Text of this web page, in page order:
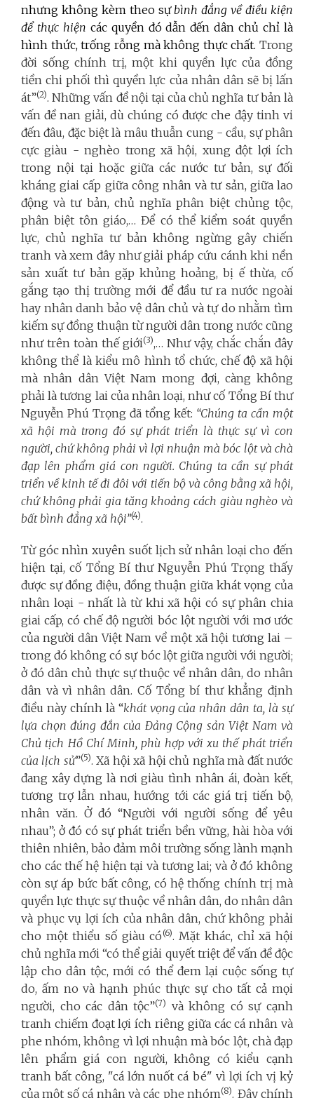
nhưng không kèm theo sựbình đẳng về điều kiện
để thực hiện các quyền đó dẫn đến dân chủ chỉ là
hình thức, trống rỗng mà không thực chất. Trong
đời sống chính trị, một khi quyền lực của đồng
tiền chi phối thì quyền lực của nhân dân sẽ bị lấn
át”(2). Những vấn đề nội tại của chủ nghĩa tư bản là
vấn đề nan giải, dù chúng có được che đậy tinh vi
đến đâu, đặc biệt là mâu thuẫn cung - cầu, sự phân
cực giàu - nghèo trong xã hội, xung đột lợi ích
trong nội tại hoặc giữa các nước tư bản, sự đối
kháng giai cấp giữa công nhân và tư sản, giữa lao
động và tư bản, chủ nghĩa phân biệt chủng tộc,
phân biệt tôn giáo,… Để có thể kiểm soát quyền
lực, chủ nghĩa tư bản không ngừng gây chiến
tranh và xem đây như giải pháp cứu cánh khi nền
sản xuất tư bản gặp khủng hoảng, bị ế thừa, cố
gắng tạo thị trường mới để đầu tư ra nước ngoài
hay nhân danh bảo vệ dân chủ và tự do nhằm tìm
kiếm sự đồng thuận từ người dân trong nước cũng
như trên toàn thế giới(3),… Như vậy, chắc chắn đây
không thể là kiểu mô hình tổ chức, chế độ xã hội
mà nhân dân Việt Nam mong đợi, càng không
phải là tương lai của nhân loại, như cố Tổng Bí thư
Nguyễn Phú Trọng đã tổng kết: “Chúng ta cần một
xã hội mà trong đó sự phát triển là thực sự vì con
người, chứ không phải vì lợi nhuận mà bóc lột và chà
đạp lên phẩm giá con người. Chúng ta cần sự phát
triển về kinh tế đi đôi với tiến bộ và công bằng xã hội,
chứ không phải gia tăng khoảng cách giàu nghèo và
bất bình đẳng xã hội”(4).
Từ góc nhìn xuyên suốt lịch sử nhân loại cho đến
hiện tại, cố Tổng Bí thư Nguyễn Phú Trọng thấy
được sự đồng điệu, đồng thuận giữa khát vọng của
nhân loại - nhất là từ khi xã hội có sự phân chia
giai cấp, có chế độ người bóc lột người với mơ ước
của người dân Việt Nam về một xã hội tương lai –
trong đó không có sự bóc lột giữa người với người;
ở đó dân chủ thực sự thuộc về nhân dân, do nhân
dân và vì nhân dân. Cố Tổng bí thư khẳng định
điều này chính là “khát vọng của nhân dân ta, là sự
lựa chọn đúng đắn của Đảng Cộng sản Việt Nam và
Chủ tịch Hồ Chí Minh, phù hợp với xu thế phát triển
của lịch sử”(5). Xã hội xã hội chủ nghĩa mà đất nước
đang xây dựng là nơi giàu tình nhân ái, đoàn kết,
tương trợ lẫn nhau, hướng tới các giá trị tiến bộ,
nhân văn. Ở đó “Người với người sống để yêu
nhau”; ở đó có sự phát triển bền vững, hài hòa với
thiên nhiên, bảo đảm môi trường sống lành mạnh
cho các thế hệ hiện tại và tương lai; và ở đó không
còn sự áp bức bất công, có hệ thống chính trị mà
quyền lực thực sự thuộc về nhân dân, do nhân dân
và phục vụ lợi ích của nhân dân, chứ không phải
cho một thiểu số giàu có (6). Mặt khác, chỉ xã hội
chủ nghĩa mới “có thể giải quyết triệt để vấn đề độc
lập cho dân tộc, mới có thể đem lại cuộc sống tự
do, ấm no và hạnh phúc thực sự cho tất cả mọi
người, cho các dân tộc”(7) và không có sự cạnh
tranh chiếm đoạt lợi ích riêng giữa các cá nhân và
phe nhóm, không vì lợi nhuận mà bóc lột, chà đạp
lên phẩm giá con người, không có kiểu cạnh
tranh bất công, "cá lớn nuốt cá bé" vì lợi ích vị kỷ
của một số cá nhân và các phe nhóm(8). Đây chính